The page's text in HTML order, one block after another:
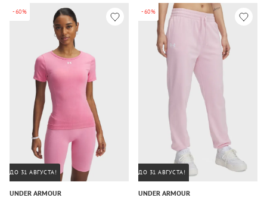
-60%
ДО 31 АВГУСТА!
UNDER ARMOUR
-60%
ДО 31 АВГУСТА!
UNDER ARMOUR